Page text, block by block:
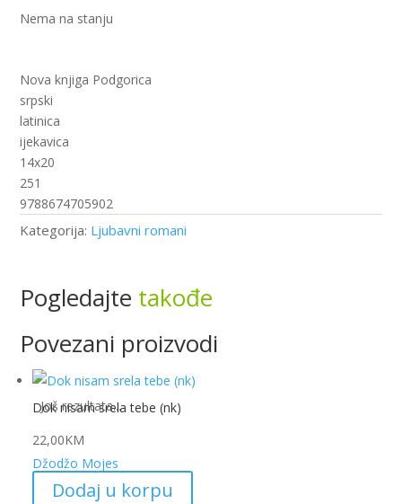
Još rezultata...
Nema na stanju
Nova knjiga Podgorica
srpski
latinica
ijekavica
14x20
251
9788674705902
Kategorija: Ljubavni romani
Pogledajte takođe
Povezani proizvodi
Dok nisam srela tebe (nk)
22,00KM
Džodžo Mojes
Dodaj u korpu